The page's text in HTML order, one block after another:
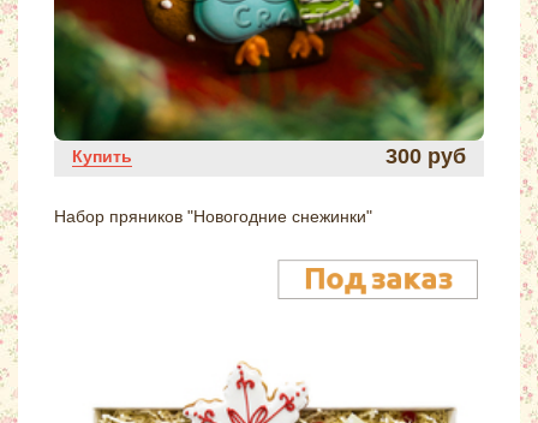
Купить 300 руб
Набор пряников "Новогодние снежинки"